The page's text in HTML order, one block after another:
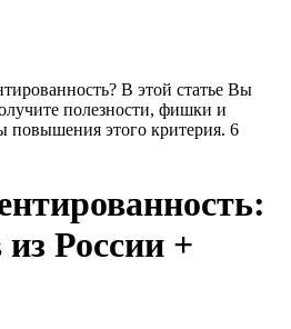
В этой статье Вы
полезности, фишки и
повышения этого критерия. 6
России +